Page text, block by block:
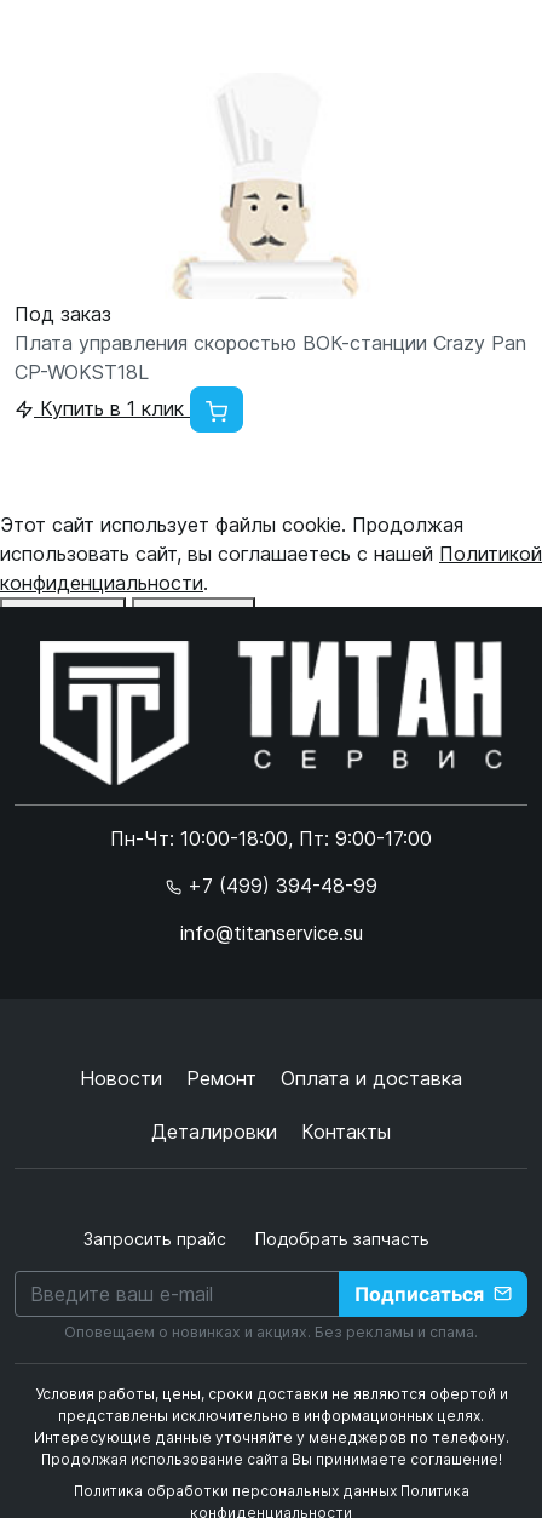
Под заказ
Плата управления скоростью ВОК-станции Crazy Pan
CP-WOKST18L
Купить в 1 клик
Пн-Чт: 10:00-18:00, Пт: 9:00-17:00
+7 (499) 394-48-99
info@titanservice.su
Новости Ремонт Оплата и доставка
Деталировки Контакты
Запросить прайс Подобрать запчасть
Подписаться
Оповещаем о новинках и акциях. Без рекламы и спама.
Условия работы, цены, сроки доставки не являются офертой и
представлены исключительно в информационных целях.
Интересующие данные уточняйте у менеджеров по телефону.
Продолжая использование сайта Вы принимаете соглашение!
Политика обработки персональных данных Политика
конфиденциальности
Этот сайт использует файлы cookie. Продолжая
использовать сайт, вы соглашаетесь с нашей Политикой
конфиденциальности.
Online чат
Online чат